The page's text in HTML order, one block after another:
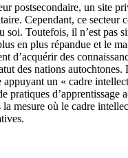
postsecondaire, un site
Cependant, ce secteur
Toutefois, il n’est pas
en plus répandue et le
d’acquérir des
des nations
un « cadre
pratiques
mesure où le cadre